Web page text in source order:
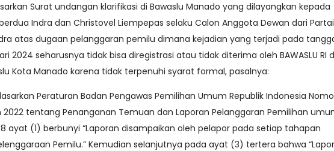
Surat undangan klarifikasi di Bawaslu Manado yang dilayangkan kepada
Indra dan Christovel Liempepas selaku Calon Anggota Dewan dari Partai
atas dugaan pelanggaran pemilu dimana kejadian yang terjadi pada
2024 seharusnya tidak bisa diregistrasi atau tidak diterima oleh BAWASLU RI
Kota Manado karena tidak terpenuhi syarat formal, pasalnya:
Peraturan Badan Pengawas Pemilihan Umum Republik Indonesia
2022 tentang Penanganan Temuan dan Laporan Pelanggaran Pemilihan
ayat (1) berbunyi “Laporan disampaikan oleh pelapor pada setiap tahapan
Pemilu.” Kemudian selanjutnya pada ayat (3) tertera bahwa